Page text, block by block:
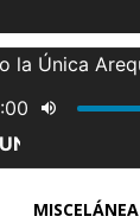
MISCELÁNEA